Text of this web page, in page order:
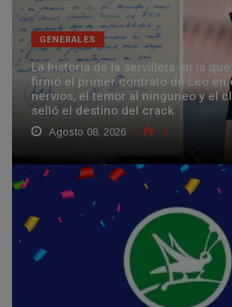
GENERALES
La historia de la servilleta en la
firmó el primer contrato de Leo en
nervios, el temor al ninguneo y el
selló el destino del crack
Agosto 08, 2026 0